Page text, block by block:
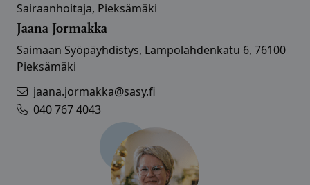
Sairaanhoitaja, Pieksämäki
Jaana Jormakka
Saimaan Syöpäyhdistys, Lampolahdenkatu 6, 76100
Pieksämäki
jaana.jormakka@sasy.fi
040 767 4043